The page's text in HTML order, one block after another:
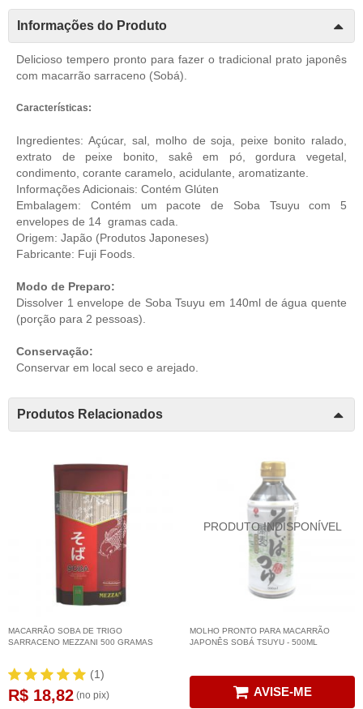
Informações do Produto
Delicioso tempero pronto para fazer o tradicional prato japonês
com macarrão sarraceno (Sobá).
Características:
Ingredientes: Açúcar, sal, molho de soja, peixe bonito ralado,
extrato de peixe bonito, sakê em pó, gordura vegetal,
condimento, corante caramelo, acidulante, aromatizante.
Informações Adicionais: Contém Glúten
Embalagem: Contém um pacote de Soba Tsuyu com 5
envelopes de 14 gramas cada.
Origem: Japão (Produtos Japoneses)
Fabricante: Fuji Foods.
Modo de Preparo:
Dissolver 1 envelope de Soba Tsuyu em 140ml de água quente
(porção para 2 pessoas).
Conservação:
Conservar em local seco e arejado.
Produtos Relacionados
MACARRÃO SOBA DE TRIGO
SARRACENO MEZZANI 500 GRAMAS
(1)
R$ 18,82 (no pix)
MOLHO PRONTO PARA MACARRÃO
JAPONÊS SOBÁ TSUYU - 500ML
AVISE-ME